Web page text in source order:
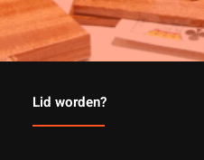
Lid worden?